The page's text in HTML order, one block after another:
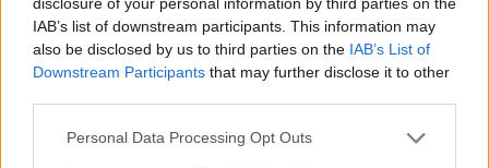
IAB’s list of downstream participants. This information may
also be disclosed by us to third parties on the IAB’s List of
Downstream Participants that may further disclose it to other
Personal Data Processing Opt Outs
06/08/2026 - 10:23 ΟΙΚΟΝΟΜΙΑ
Υπ. Παιδείας: 168 αιτήσεις από 23 χώρες για το νέο